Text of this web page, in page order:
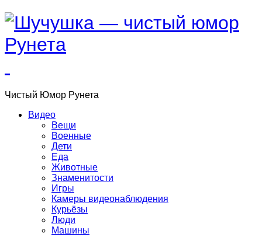
Чистый Юмор Рунета
Видео
Вещи
Военные
Дети
Еда
Животные
Знаменитости
Игры
Камеры видеонаблюдения
Курьёзы
Люди
Машины